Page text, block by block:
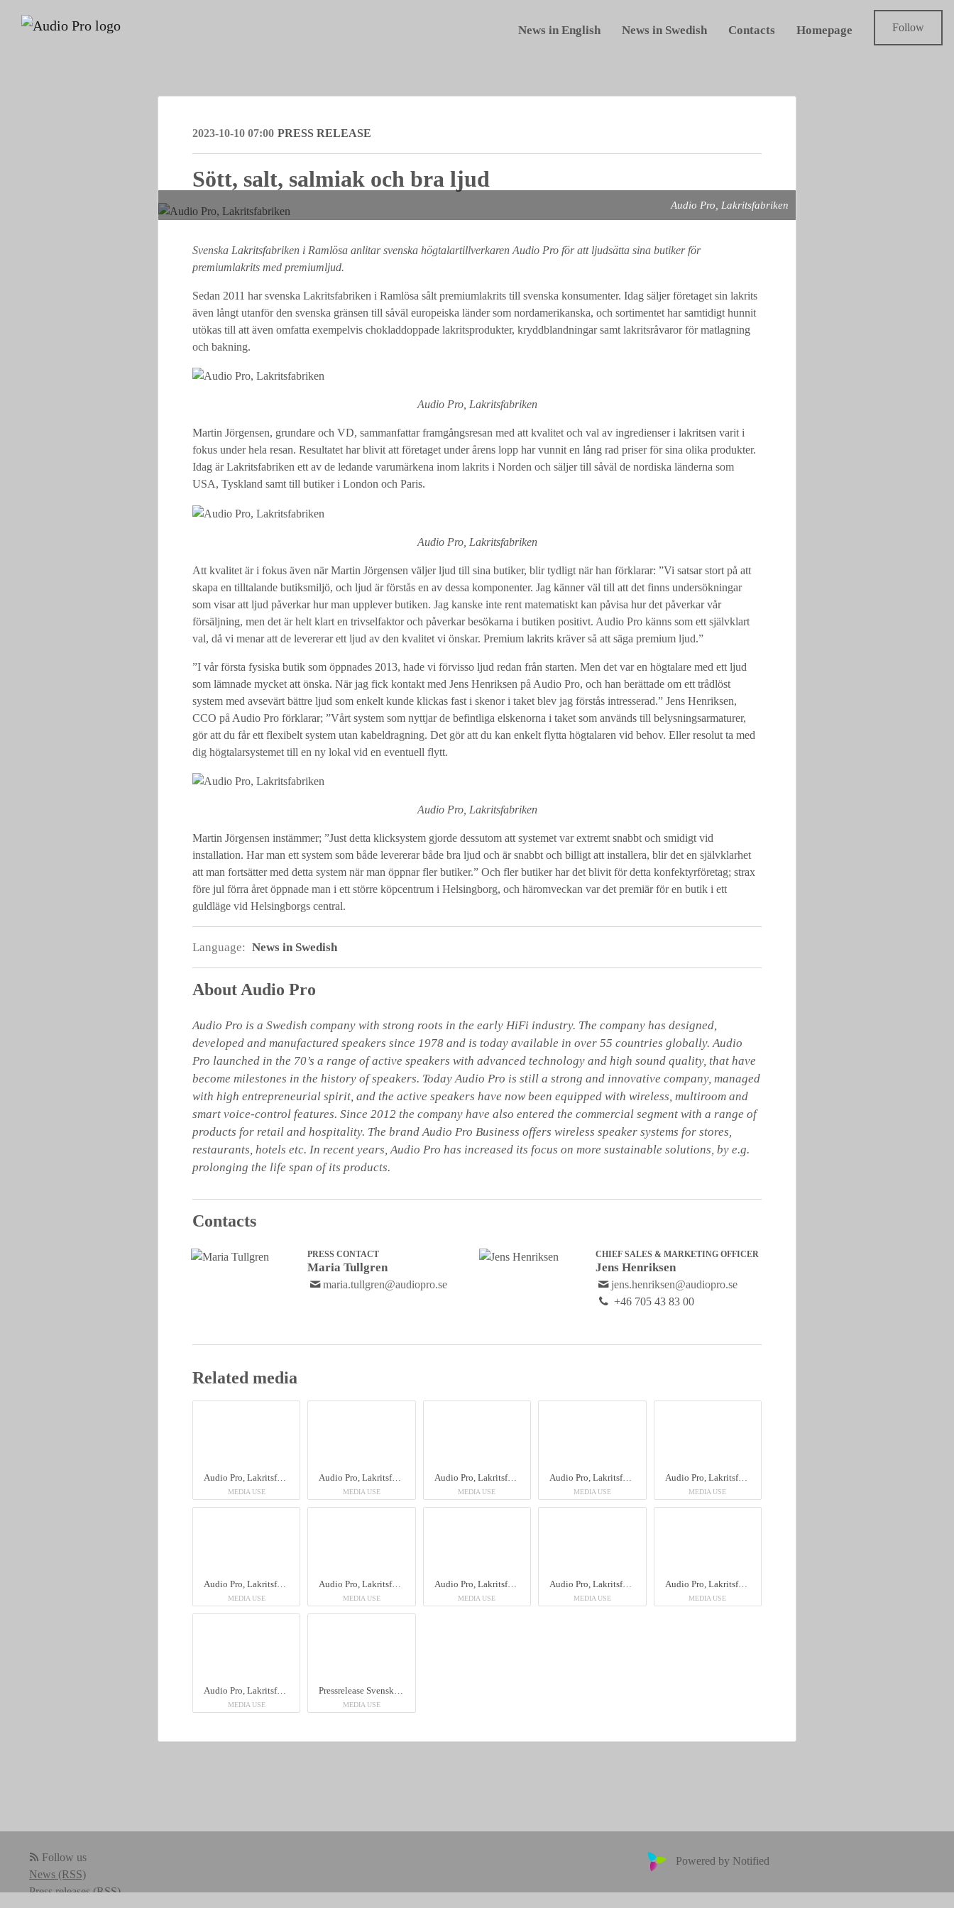
News in English News in Swedish Contacts Homepage Follow
2023-10-10 07:00 PRESS RELEASE
Sött, salt, salmiak och bra ljud
Audio Pro, Lakritsfabriken
Svenska Lakritsfabriken i Ramlösa anlitar svenska högtalartillverkaren Audio Pro för att ljudsätta sina butiker för
premiumlakrits med premiumljud.
Sedan 2011 har svenska Lakritsfabriken i Ramlösa sålt premiumlakrits till svenska konsumenter. Idag säljer företaget sin lakrits
även långt utanför den svenska gränsen till såväl europeiska länder som nordamerikanska, och sortimentet har samtidigt hunnit
utökas till att även omfatta exempelvis chokladdoppade lakritsprodukter, kryddblandningar samt lakritsråvaror för matlagning
och bakning.
Audio Pro, Lakritsfabriken
Martin Jörgensen, grundare och VD, sammanfattar framgångsresan med att kvalitet och val av ingredienser i lakritsen varit i
fokus under hela resan. Resultatet har blivit att företaget under årens lopp har vunnit en lång rad priser för sina olika produkter.
Idag är Lakritsfabriken ett av de ledande varumärkena inom lakrits i Norden och säljer till såväl de nordiska länderna som
USA, Tyskland samt till butiker i London och Paris.
Audio Pro, Lakritsfabriken
Att kvalitet är i fokus även när Martin Jörgensen väljer ljud till sina butiker, blir tydligt när han förklarar: ”Vi satsar stort på att
skapa en tilltalande butiksmiljö, och ljud är förstås en av dessa komponenter. Jag känner väl till att det finns undersökningar
som visar att ljud påverkar hur man upplever butiken. Jag kanske inte rent matematiskt kan påvisa hur det påverkar vår
försäljning, men det är helt klart en trivselfaktor och påverkar besökarna i butiken positivt. Audio Pro känns som ett självklart
val, då vi menar att de levererar ett ljud av den kvalitet vi önskar. Premium lakrits kräver så att säga premium ljud.”
”I vår första fysiska butik som öppnades 2013, hade vi förvisso ljud redan från starten. Men det var en högtalare med ett ljud
som lämnade mycket att önska. När jag fick kontakt med Jens Henriksen på Audio Pro, och han berättade om ett trådlöst
system med avsevärt bättre ljud som enkelt kunde klickas fast i skenor i taket blev jag förstås intresserad.” Jens Henriksen,
CCO på Audio Pro förklarar; ”Vårt system som nyttjar de befintliga elskenorna i taket som används till belysningsarmaturer,
gör att du får ett flexibelt system utan kabeldragning. Det gör att du kan enkelt flytta högtalaren vid behov. Eller resolut ta med
dig högtalarsystemet till en ny lokal vid en eventuell flytt.
Audio Pro, Lakritsfabriken
Martin Jörgensen instämmer; ”Just detta klicksystem gjorde dessutom att systemet var extremt snabbt och smidigt vid
installation. Har man ett system som både levererar både bra ljud och är snabbt och billigt att installera, blir det en självklarhet
att man fortsätter med detta system när man öppnar fler butiker.” Och fler butiker har det blivit för detta konfektyrföretag; strax
före jul förra året öppnade man i ett större köpcentrum i Helsingborg, och häromveckan var det premiär för en butik i ett
guldläge vid Helsingborgs central.
Language: News in Swedish
About Audio Pro
Audio Pro is a Swedish company with strong roots in the early HiFi industry. The company has designed,
developed and manufactured speakers since 1978 and is today available in over 55 countries globally. Audio
Pro launched in the 70’s a range of active speakers with advanced technology and high sound quality, that have
become milestones in the history of speakers. Today Audio Pro is still a strong and innovative company, managed
with high entrepreneurial spirit, and the active speakers have now been equipped with wireless, multiroom and
smart voice-control features. Since 2012 the company have also entered the commercial segment with a range of
products for retail and hospitality. The brand Audio Pro Business offers wireless speaker systems for stores,
restaurants, hotels etc. In recent years, Audio Pro has increased its focus on more sustainable solutions, by e.g.
prolonging the life span of its products.
Contacts
PRESS CONTACT
Maria Tullgren
maria.tullgren@audiopro.se
CHIEF SALES & MARKETING OFFICER
Jens Henriksen
jens.henriksen@audiopro.se
+46 705 43 83 00
Related media
Audio Pro, Lakritsfabriken
MEDIA USE
Audio Pro, Lakritsfabriken
MEDIA USE
Audio Pro, Lakritsfabriken
MEDIA USE
Audio Pro, Lakritsfabriken
MEDIA USE
Audio Pro, Lakritsfabriken
MEDIA USE
Audio Pro, Lakritsfabriken
MEDIA USE
Audio Pro, Lakritsfabriken
MEDIA USE
Audio Pro, Lakritsfabriken
MEDIA USE
Audio Pro, Lakritsfabriken
MEDIA USE
Audio Pro, Lakritsfabriken
MEDIA USE
Audio Pro, Lakritsfabriken
MEDIA USE MEDIA USE
Follow us
News (RSS)
Press releases (RSS)
Powered by Notified